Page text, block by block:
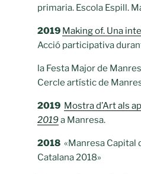
primaria. Escola Espill.
2019 Making of. Una
Acció participativa
la Festa Major de
Cercle artístic de
2019 Mostra d’Art als
2019a Manresa.
2018«Manresa Capital
Catalana 2018»